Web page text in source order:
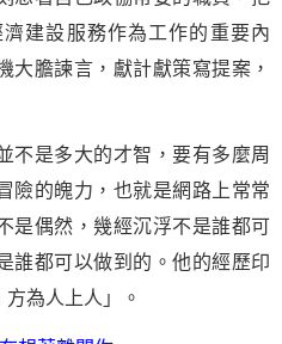
建設服務作為工作的重要內
大膽諫言，獻計獻策寫提案，
不是多大的才智，要有多麼周
險的魄力，也就是網路上常常
是偶然，幾經沉浮不是誰都可
誰都可以做到的。他的經歷印
為人上人」。